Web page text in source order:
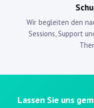
Wir begleiten den
Sessions, Support
Lassen Sie uns